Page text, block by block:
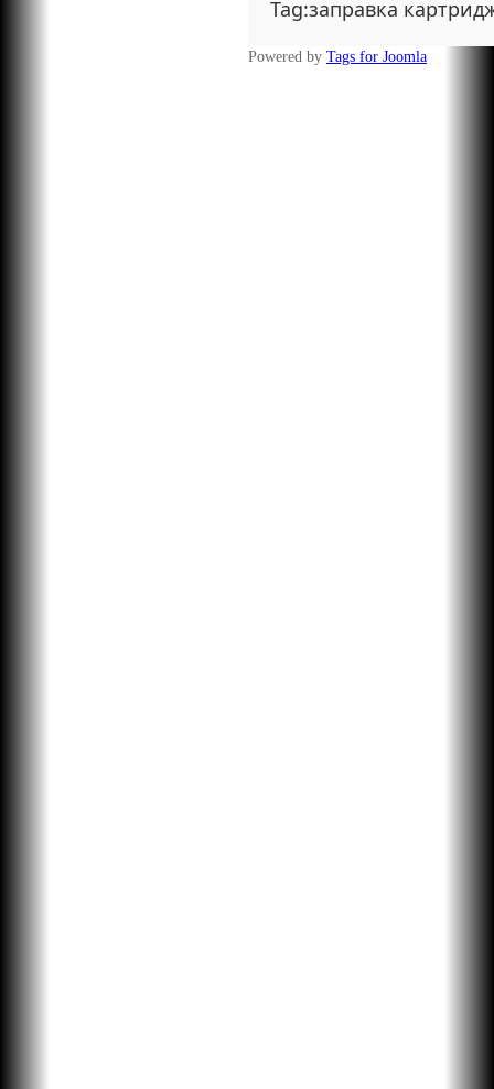
Tag:заправка
Powered by Tags for Joomla